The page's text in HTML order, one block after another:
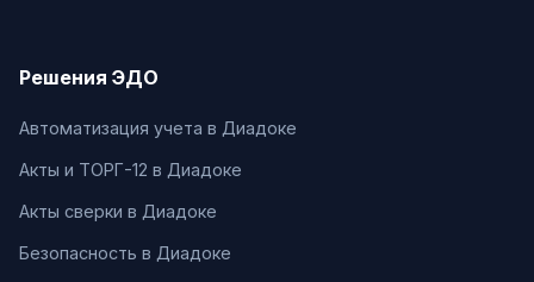
Решения ЭДО
Автоматизация учета в Диадоке
Акты и ТОРГ-12 в Диадоке
Акты сверки в Диадоке
Безопасность в Диадоке